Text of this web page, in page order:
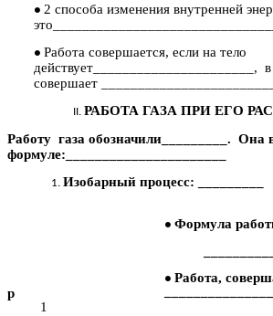
2 способа изменения внутренней
Работа совершается, если на тело
действует______________________, в
совершает
РАБОТА ГАЗА ПРИ ЕГО
Работу газа обозначили_________. Она
формуле:______________________
Изобарный процесс: _________
p
1
Формула
Работа,